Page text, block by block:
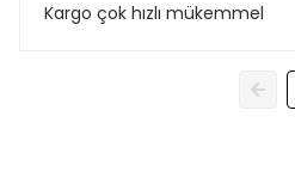
Kargo çok hızlı mükemmel